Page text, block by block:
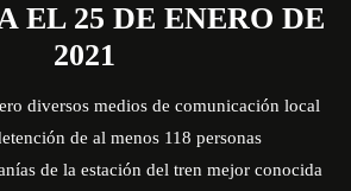
EL 25 DE ENERO DE
2021
diversos medios de comunicación local
de al menos 118 personas
de la estación del tren mejor conocida